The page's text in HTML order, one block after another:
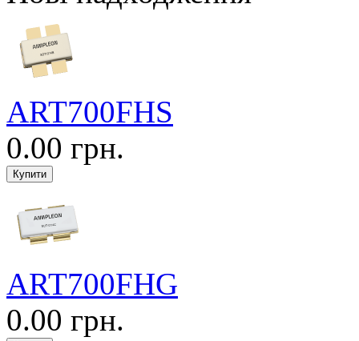
ART700FHS
0.00 грн.
ART700FHG
0.00 грн.